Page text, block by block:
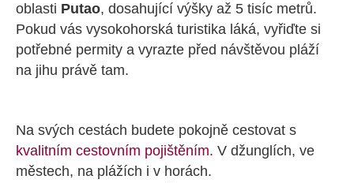
oblasti Putao, dosahující výšky až 5 tisíc metrů.
Pokud vás vysokohorská turistika láká, vyřiďte si
potřebné permity a vyrazte před návštěvou pláží
na jihu právě tam.
Na svých cestách budete pokojně cestovat s
kvalitním cestovním pojištěním. V džunglích, ve
městech, na plážích i v horách.